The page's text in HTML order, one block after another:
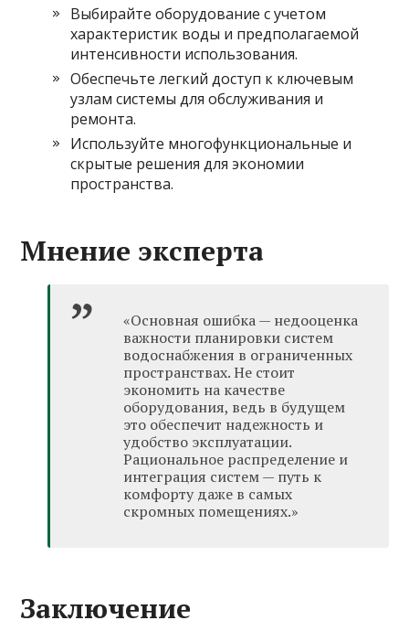
Выбирайте оборудование с учетом
характеристик воды и предполагаемой
интенсивности использования.
Обеспечьте легкий доступ к ключевым
узлам системы для обслуживания и
ремонта.
Используйте многофункциональные и
скрытые решения для экономии
пространства.
Мнение эксперта
«Основная ошибка — недооценка
важности планировки систем
водоснабжения в ограниченных
пространствах. Не стоит
экономить на качестве
оборудования, ведь в будущем
это обеспечит надежность и
удобство эксплуатации.
Рациональное распределение и
интеграция систем — путь к
комфорту даже в самых
скромных помещениях.»
Заключение